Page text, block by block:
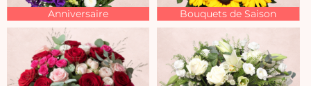
Anniversaire Bouquets de Saison